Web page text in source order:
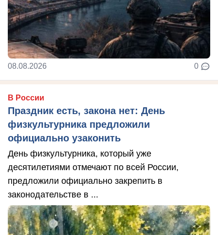
08.08.2026 0
В России
Праздник есть, закона нет: День
физкультурника предложили
официально узаконить
День физкультурника, который уже
десятилетиями отмечают по всей России,
предложили официально закрепить в
законодательстве в ...